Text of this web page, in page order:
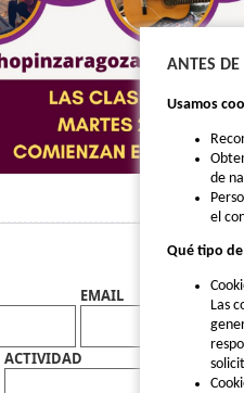
EMAIL
ACTIVIDAD
ANTES
Usamos
de
el
Qué tipo
Las